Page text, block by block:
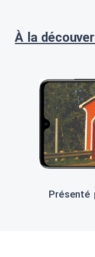
À la
Présenté